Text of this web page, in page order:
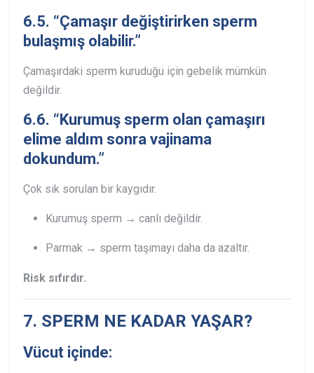
6.5. “Çamaşır değiştirirken sperm
bulaşmış olabilir.”
Çamaşırdaki sperm kuruduğu için gebelik mümkün
değildir.
6.6. “Kurumuş sperm olan çamaşırı
elime aldım sonra vajinama
dokundum.”
Çok sık sorulan bir kaygıdır.
Kurumuş sperm → canlı değildir.
Parmak → sperm taşımayı daha da azaltır.
Risk sıfırdır.
7. SPERM NE KADAR YAŞAR?
Vücut içinde: